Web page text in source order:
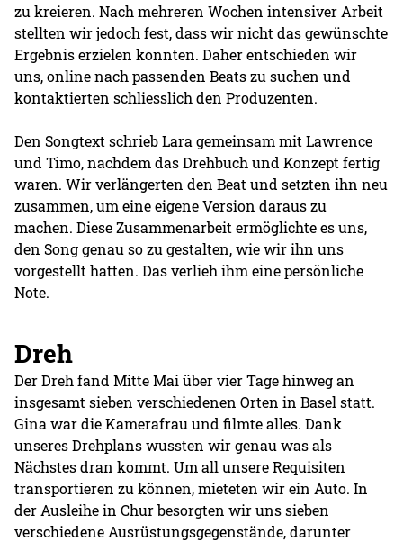
zu kreieren. Nach mehreren Wochen intensiver Arbeit
stellten wir jedoch fest, dass wir nicht das gewünschte
Ergebnis erzielen konnten. Daher entschieden wir
uns, online nach passenden Beats zu suchen und
kontaktierten schliesslich den Produzenten.
Den Songtext schrieb Lara gemeinsam mit Lawrence
und Timo, nachdem das Drehbuch und Konzept fertig
waren. Wir verlängerten den Beat und setzten ihn neu
zusammen, um eine eigene Version daraus zu
machen. Diese Zusammenarbeit ermöglichte es uns,
den Song genau so zu gestalten, wie wir ihn uns
vorgestellt hatten. Das verlieh ihm eine persönliche
Note.
Dreh
Der Dreh fand Mitte Mai über vier Tage hinweg an
insgesamt sieben verschiedenen Orten in Basel statt.
Gina war die Kamerafrau und filmte alles. Dank
unseres Drehplans wussten wir genau was als
Nächstes dran kommt. Um all unsere Requisiten
transportieren zu können, mieteten wir ein Auto. In
der Ausleihe in Chur besorgten wir uns sieben
verschiedene Ausrüstungsgegenstände, darunter